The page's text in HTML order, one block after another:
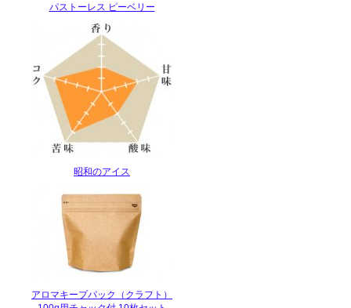
パストーレス ピーベリー
昭和のアイス
アロマキープパック（クラフト）